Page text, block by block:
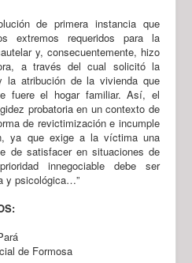
de primera instancia que
extremos requeridos para la
y, consecuentemente, hizo
a través del cual solicitó la
la atribución de la vivienda que
fuere el hogar familiar. Así, el
probatoria en un contexto de
de revictimización e incumple
ya que exige a la víctima una
de satisfacer en situaciones de
innegociable debe ser
y psicológica…”
de Formosa